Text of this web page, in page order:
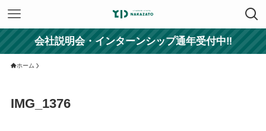
会社説明会・インターンシップ通年受付中‼
ホーム
IMG_1376